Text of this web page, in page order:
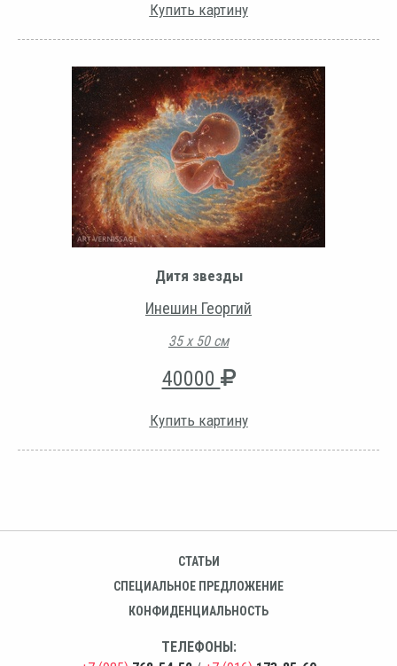
Купить картину
Дитя звезды
Инешин Георгий
35 х 50 см
40000
Купить картину
СТАТЬИ
СПЕЦИАЛЬНОЕ ПРЕДЛОЖЕНИЕ
КОНФИДЕНЦИАЛЬНОСТЬ
ТЕЛЕФОНЫ: